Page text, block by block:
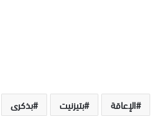
الإعاقة بتيزنيت بذكرى